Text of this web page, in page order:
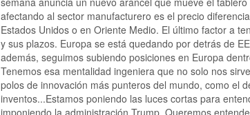
afectando al sector manufacturero es el precio
Estados Unidos o en Oriente Medio. El último factor a
y sus plazos. Europa se está quedando por detrás de
además, seguimos subiendo posiciones en Europa
Tenemos esa mentalidad ingeniera que no solo nos
polos de innovación más punteros del mundo, como el
inventos...Estamos poniendo las luces cortas para